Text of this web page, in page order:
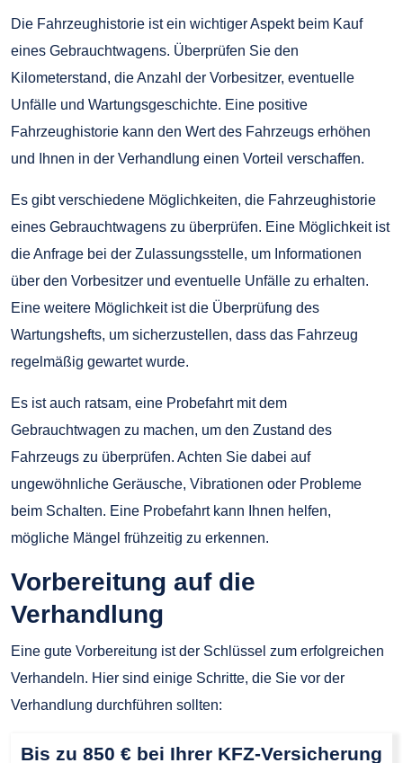
Die Fahrzeughistorie ist ein wichtiger Aspekt beim Kauf
eines Gebrauchtwagens. Überprüfen Sie den
Kilometerstand, die Anzahl der Vorbesitzer, eventuelle
Unfälle und Wartungsgeschichte. Eine positive
Fahrzeughistorie kann den Wert des Fahrzeugs erhöhen
und Ihnen in der Verhandlung einen Vorteil verschaffen.
Es gibt verschiedene Möglichkeiten, die Fahrzeughistorie
eines Gebrauchtwagens zu überprüfen. Eine Möglichkeit ist
die Anfrage bei der Zulassungsstelle, um Informationen
über den Vorbesitzer und eventuelle Unfälle zu erhalten.
Eine weitere Möglichkeit ist die Überprüfung des
Wartungshefts, um sicherzustellen, dass das Fahrzeug
regelmäßig gewartet wurde.
Es ist auch ratsam, eine Probefahrt mit dem
Gebrauchtwagen zu machen, um den Zustand des
Fahrzeugs zu überprüfen. Achten Sie dabei auf
ungewöhnliche Geräusche, Vibrationen oder Probleme
beim Schalten. Eine Probefahrt kann Ihnen helfen,
mögliche Mängel frühzeitig zu erkennen.
Vorbereitung auf die
Verhandlung
Eine gute Vorbereitung ist der Schlüssel zum erfolgreichen
Verhandeln. Hier sind einige Schritte, die Sie vor der
Verhandlung durchführen sollten:
Bis zu 850 € bei Ihrer KFZ-Versicherung